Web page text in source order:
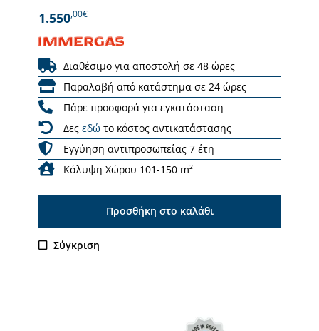
1.550,00€
Διαθέσιμο για αποστολή σε 48 ώρες
Παραλαβή από κατάστημα σε 24 ώρες
Πάρε προσφορά για εγκατάσταση
Δες εδώ το κόστος αντικατάστασης
Εγγύηση αντιπροσωπείας 7 έτη
Κάλυψη Χώρου 101-150 m²
Προσθήκη στο καλάθι
Σύγκριση